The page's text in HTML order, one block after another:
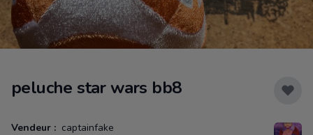
peluche star wars bb8
Vendeur : captainfake